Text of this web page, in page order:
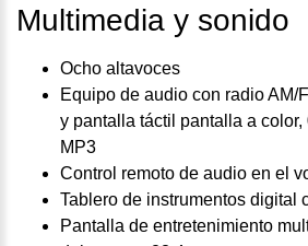
Multimedia y sonido
Ocho altavoces
Equipo de audio con radio AM/
y pantalla táctil pantalla a
MP3
Control remoto de audio en el
Tablero de instrumentos digital
Pantalla de entretenimiento